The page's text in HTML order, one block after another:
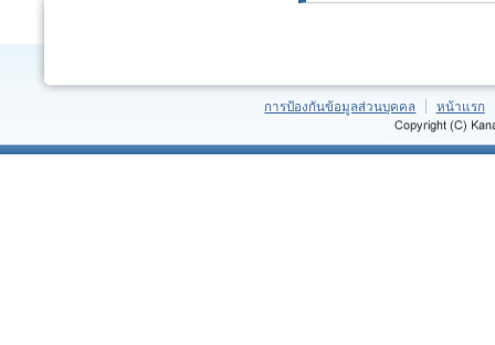
การป้องกันข้อมูลส่วนบุคคล หน้าแรก